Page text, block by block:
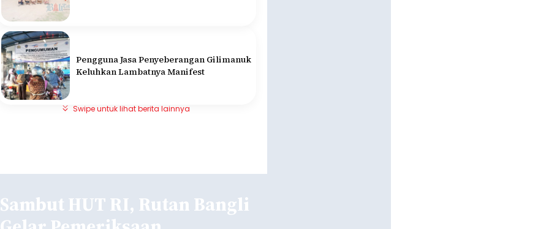
Pengguna Jasa Penyeberangan Gilimanuk
Keluhkan Lambatnya Manifest
Swipe untuk lihat berita lainnya
Sambut HUT RI, Rutan Bangli